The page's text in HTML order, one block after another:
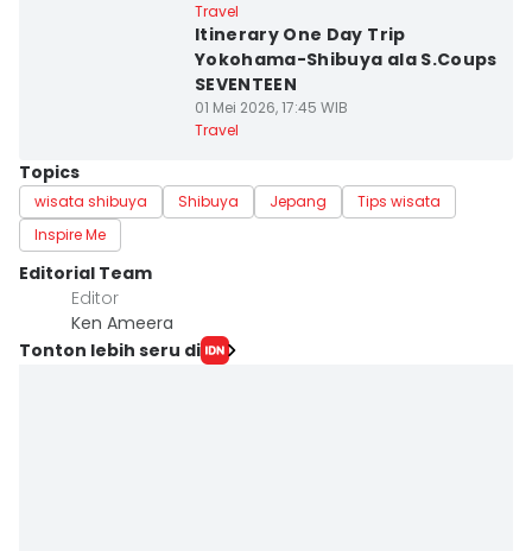
Travel
Itinerary One Day Trip
Yokohama-Shibuya ala S.Coups
SEVENTEEN
01 Mei 2026, 17:45 WIB
Travel
Topics
wisata shibuya Shibuya Jepang
Tips wisata
Inspire Me
Editorial Team
Editor
Ken Ameera
Tonton lebih seru di